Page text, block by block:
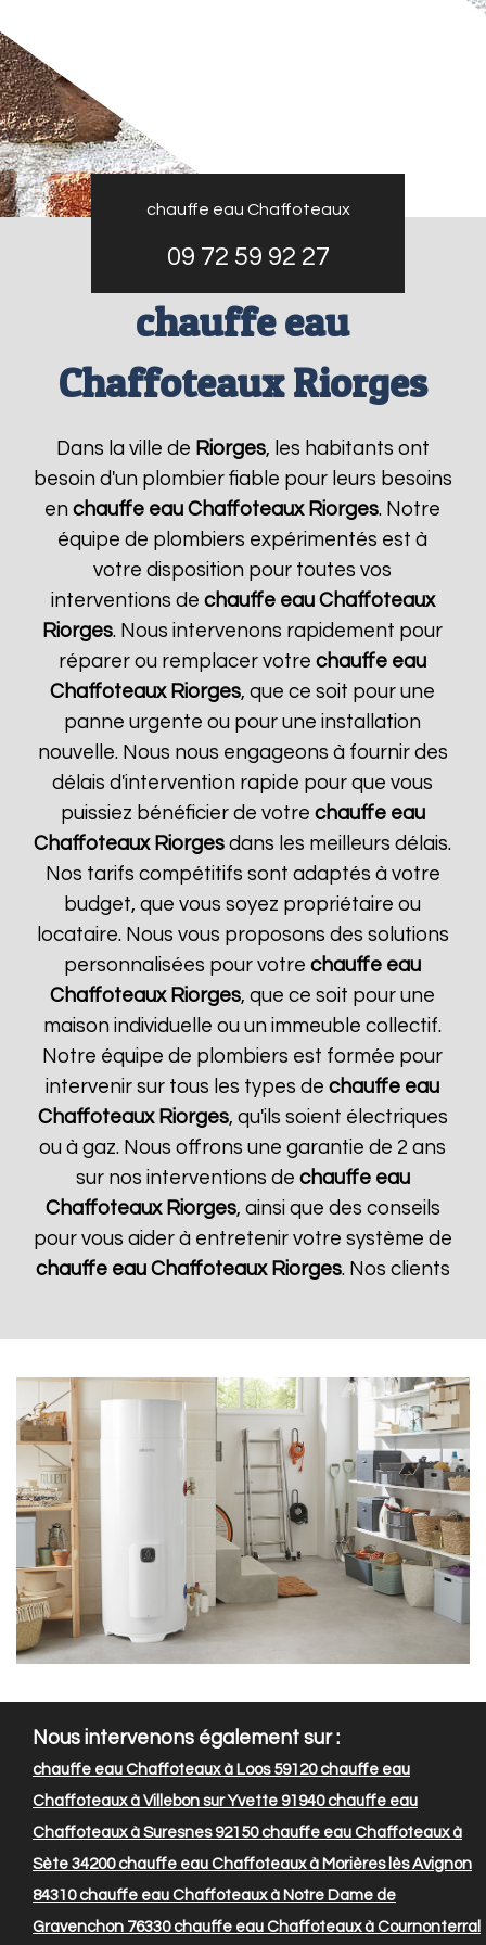
chauffe eau Chaffoteaux
09 72 59 92 27
chauffe eau
Chaffoteaux Riorges
Dans la ville de Riorges, les habitants ont
besoin d'un plombier fiable pour leurs besoins
enchauffe eau Chaffoteaux Riorges. Notre
équipe de plombiers expérimentés est à
votre disposition pour toutes vos
interventions de chauffe eau Chaffoteaux
Riorges. Nous intervenons rapidement pour
réparer ou remplacer votrechauffe eau
Chaffoteaux Riorges, que ce soit pour une
panne urgente ou pour une installation
nouvelle. Nous nous engageons à fournir des
délais d'intervention rapide pour que vous
puissiez bénéficier de votre chauffe eau
Chaffoteaux Riorges dans les meilleurs délais.
Nos tarifs compétitifs sont adaptés à votre
budget, que vous soyez propriétaire ou
locataire. Nous vous proposons des solutions
personnalisées pour votrechauffe eau
Chaffoteaux Riorges, que ce soit pour une
maison individuelle ou un immeuble collectif.
Notre équipe de plombiers est formée pour
intervenir sur tous les types dechauffe eau
Chaffoteaux Riorges, qu'ils soient électriques
ou à gaz. Nous offrons une garantie de 2 ans
sur nos interventions de chauffe eau
Chaffoteaux Riorges, ainsi que des conseils
pour vous aider à entretenir votre système de
chauffe eau Chaffoteaux Riorges. Nos clients
Nous intervenons également sur :
chauffe eau Chaffoteaux à Loos 59120chauffe eau
Chaffoteaux à Villebon sur Yvette 91940chauffe eau
Chaffoteaux à Suresnes 92150chauffe eau Chaffoteaux à
Sète 34200chauffe eau Chaffoteaux à Morières lès Avignon
84310chauffe eau Chaffoteaux à Notre Dame de
Gravenchon 76330chauffe eau Chaffoteaux à Cournonterral